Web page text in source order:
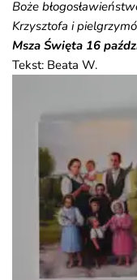
Boże
Krzysztofa i
Msza Święta 16
Tekst: Beata W.